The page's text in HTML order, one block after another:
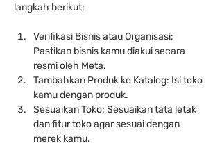
langkah berikut:
Verifikasi Bisnis atau Organisasi:
Pastikan bisnis kamu diakui secara
resmi oleh Meta.
Tambahkan Produk ke Katalog: Isi toko
kamu dengan produk.
Sesuaikan Toko: Sesuaikan tata letak
dan fitur toko agar sesuai dengan
merek kamu.